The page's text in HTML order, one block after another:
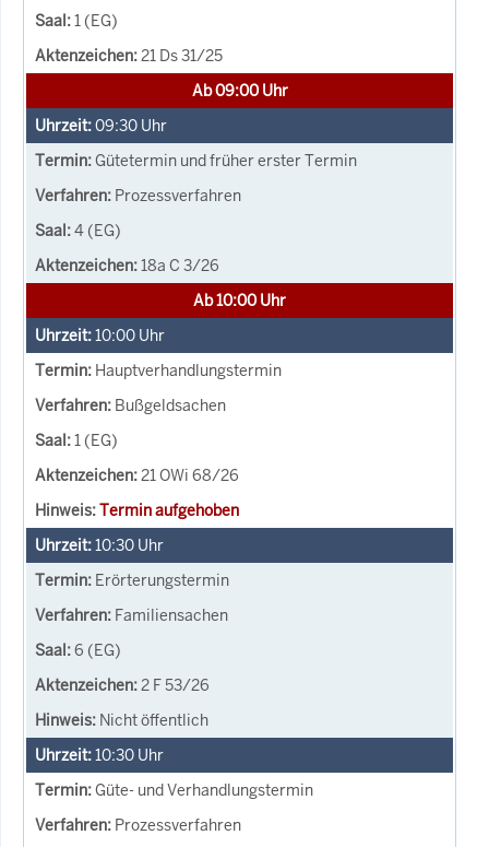
1 (EG)
21 Ds 31/25
Ab 09:00 Uhr
09:30 Uhr
Gütetermin und früher erster Termin
Prozessverfahren
4 (EG)
18a C 3/26
Ab 10:00 Uhr
10:00 Uhr
Hauptverhandlungstermin
Bußgeldsachen
1 (EG)
21 OWi 68/26
Termin aufgehoben
10:30 Uhr
Erörterungstermin
Familiensachen
6 (EG)
2 F 53/26
Nicht öffentlich
10:30 Uhr
Güte- und Verhandlungstermin
Prozessverfahren